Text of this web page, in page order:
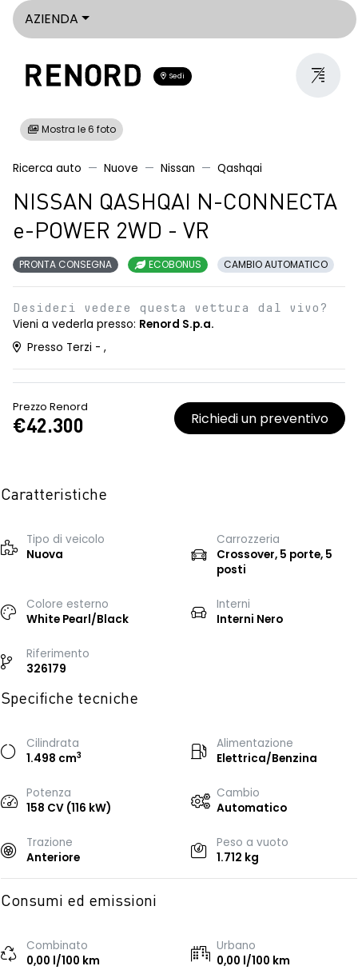
AZIENDA
Sedi
Mostra le 6 foto
Ricerca auto Nuove Nissan Qashqai
NISSAN QASHQAI N-CONNECTA
e-POWER 2WD - VR
PRONTA CONSEGNA ECOBONUS CAMBIO AUTOMATICO
Desideri vedere questa vettura dal vivo?
Vieni a vederla presso: Renord S.p.a.
Presso Terzi - ,
Prezzo Renord
€42.300 Richiedi un preventivo
Caratteristiche
Tipo di veicolo
Nuova
Carrozzeria
Crossover, 5 porte, 5
posti
Colore esterno
White Pearl/Black
Interni
Interni Nero
Riferimento
326179
Specifiche tecniche
Cilindrata
1.498 cm3
Alimentazione
Elettrica/Benzina
Potenza
158 CV (116 kW)
Cambio
Automatico
Trazione
Anteriore
Peso a vuoto
1.712 kg
Consumi ed emissioni
Combinato
0,00 l/100 km
Urbano
0,00 l/100 km